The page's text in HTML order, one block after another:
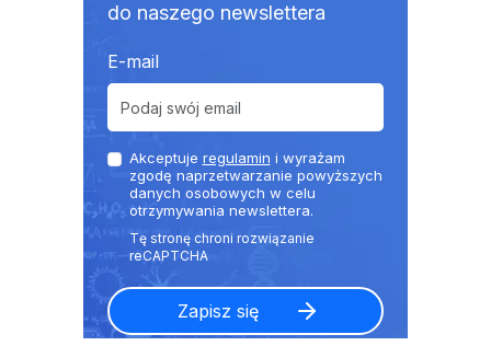
do naszego newslettera
E-mail
Akceptuje regulamin i wyrażam
zgodę naprzetwarzanie powyższych
danych osobowych w celu
otrzymywania newslettera.